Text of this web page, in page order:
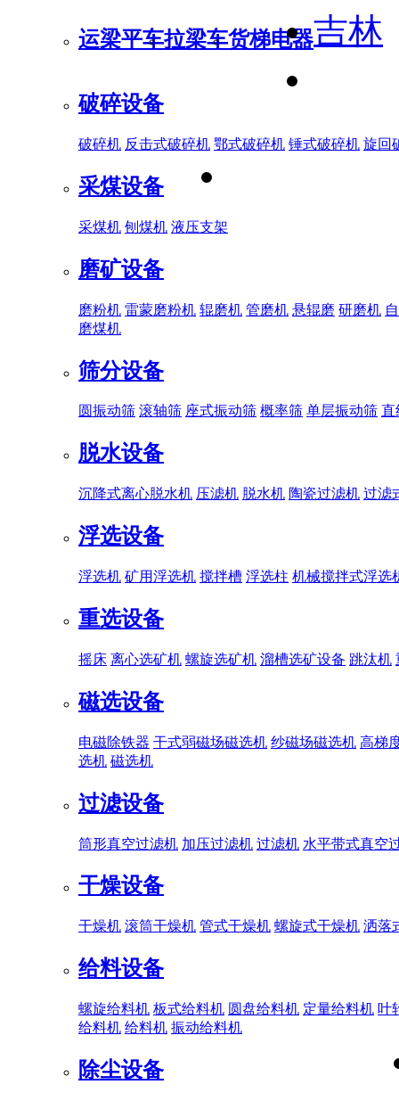
运梁平车拉梁车货梯电器
破碎设备
破碎机 反击式破碎机 鄂式破碎机 锤式破碎机 旋回
采煤设备
采煤机 刨煤机 液压支架
磨矿设备
磨粉机 雷蒙磨粉机 辊磨机 管磨机 悬辊磨 研磨机
磨煤机
筛分设备
圆振动筛 滚轴筛 座式振动筛 概率筛 单层振动筛 直
脱水设备
沉降式离心脱水机 压滤机 脱水机 陶瓷过滤机 过滤
浮选设备
浮选机 矿用浮选机 搅拌槽 浮选柱 机械搅拌式浮选
重选设备
摇床 离心选矿机 螺旋选矿机 溜槽选矿设备 跳汰机
磁选设备
电磁除铁器 干式弱磁场磁选机 纱磁场磁选机 高梯
选机 磁选机
过滤设备
筒形真空过滤机 加压过滤机 过滤机 水平带式真空
干燥设备
干燥机 滚筒干燥机 管式干燥机 螺旋式干燥机 洒落
给料设备
螺旋给料机 板式给料机 圆盘给料机 定量给料机 叶
给料机 给料机 振动给料机
除尘设备
吉林